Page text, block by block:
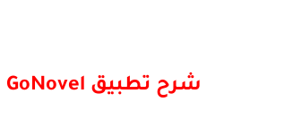
شرح تطبيق GoNovel